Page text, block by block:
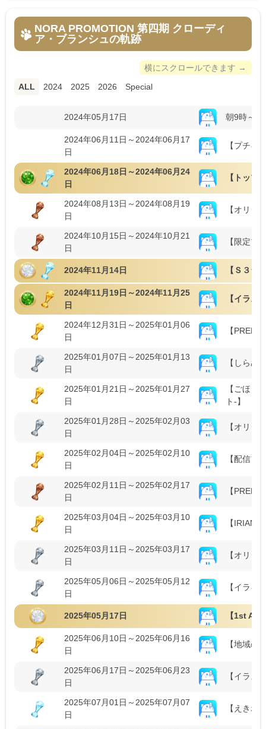
NORA PROMOTION 第四期 クローディ
ア・ブランシュの軌跡
横にスクロールできます →
ALL 2024 2025 2026 Special
2024年05月17日 朝9時～活
2024年06月11日～2024年06月17
日
【プチギ
2024年06月18日～2024年06月24
日
【トップ
2024年08月13日～2024年08月19
日
【オリジ
2024年10月15日～2024年10月21
日
【限定プ
2024年11月14日 【Ｓ３ラ
2024年11月19日～2024年11月25
日
【イラス
2024年12月31日～2025年01月06
日
【
2025年01月07日～2025年01月13
日
【しらぬ
2025年01月21日～2025年01月27
日
【ごほう
ト-】
2025年01月28日～2025年02月03
日
【オリジ
2025年02月04日～2025年02月10
日
【配信フ
2025年02月11日～2025年02月17
日
【
2025年03月04日～2025年03月10
日
【IRIAM
2025年03月11日～2025年03月17
日
【オリジ
2025年05月06日～2025年05月12
日
【イラギ
2025年05月17日 【1st
2025年06月10日～2025年06月16
日
【地域の
2025年06月17日～2025年06月23
日
【イラス
2025年07月01日～2025年07月07
日
【えきポ